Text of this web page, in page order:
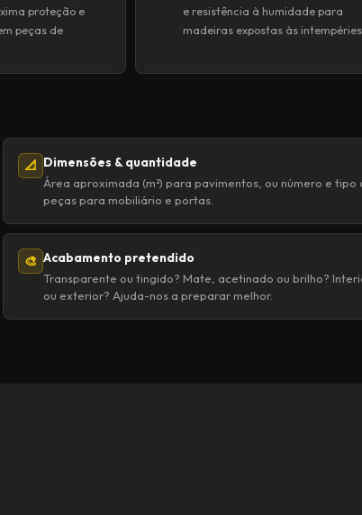
proteção e
peças de
e resistência à humidade para
madeiras expostas às
📐 Dimensões & quantidade
Área aproximada (m²) para pavimentos, ou número e tipo
peças para mobiliário e portas.
🎨 Acabamento pretendido
Transparente ou tingido? Mate, acetinado ou brilho?
ou exterior? Ajuda-nos a preparar melhor.